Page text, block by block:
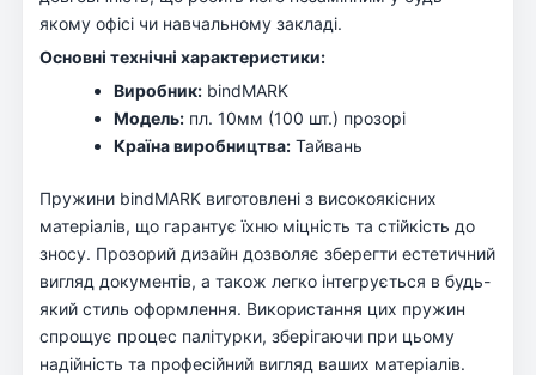
якому офісі чи навчальному закладі.
Основні технічні характеристики:
Виробник: bindMARK
Модель: пл. 10мм (100 шт.) прозорі
Країна виробництва: Тайвань
Пружини bindMARK виготовлені з високоякісних
матеріалів, що гарантує їхню міцність та стійкість до
зносу. Прозорий дизайн дозволяє зберегти естетичний
вигляд документів, а також легко інтегрується в будь-
який стиль оформлення. Використання цих пружин
спрощує процес палітурки, зберігаючи при цьому
надійність та професійний вигляд ваших матеріалів.